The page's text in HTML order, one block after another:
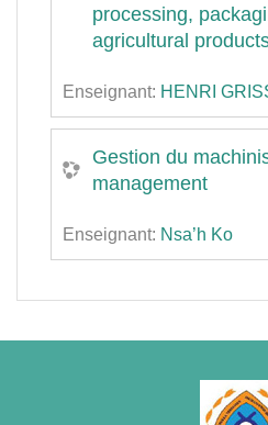
processing,
agricultural
Enseignant: HENRI
Gestion du
management
Enseignant: Nsa’h Ko